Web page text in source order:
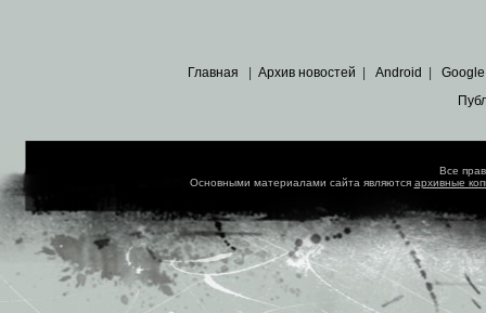
Главная Архив новостей Android Google
Все
Основными материалами сайта являются архивные